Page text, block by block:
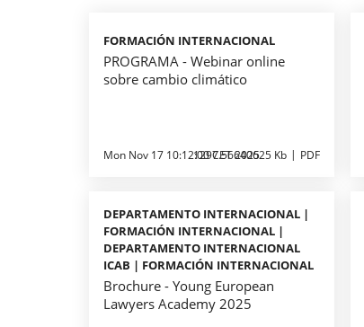
FORMACIÓN INTERNACIONAL
PROGRAMA - Webinar online
sobre cambio climático
Mon Nov 17 10:12:00 CET 2025
1297.56640625 Kb PDF
DEPARTAMENTO INTERNACIONAL |
FORMACIÓN INTERNACIONAL |
DEPARTAMENTO INTERNACIONAL
ICAB | FORMACIÓN INTERNACIONAL
Brochure - Young European
Lawyers Academy 2025